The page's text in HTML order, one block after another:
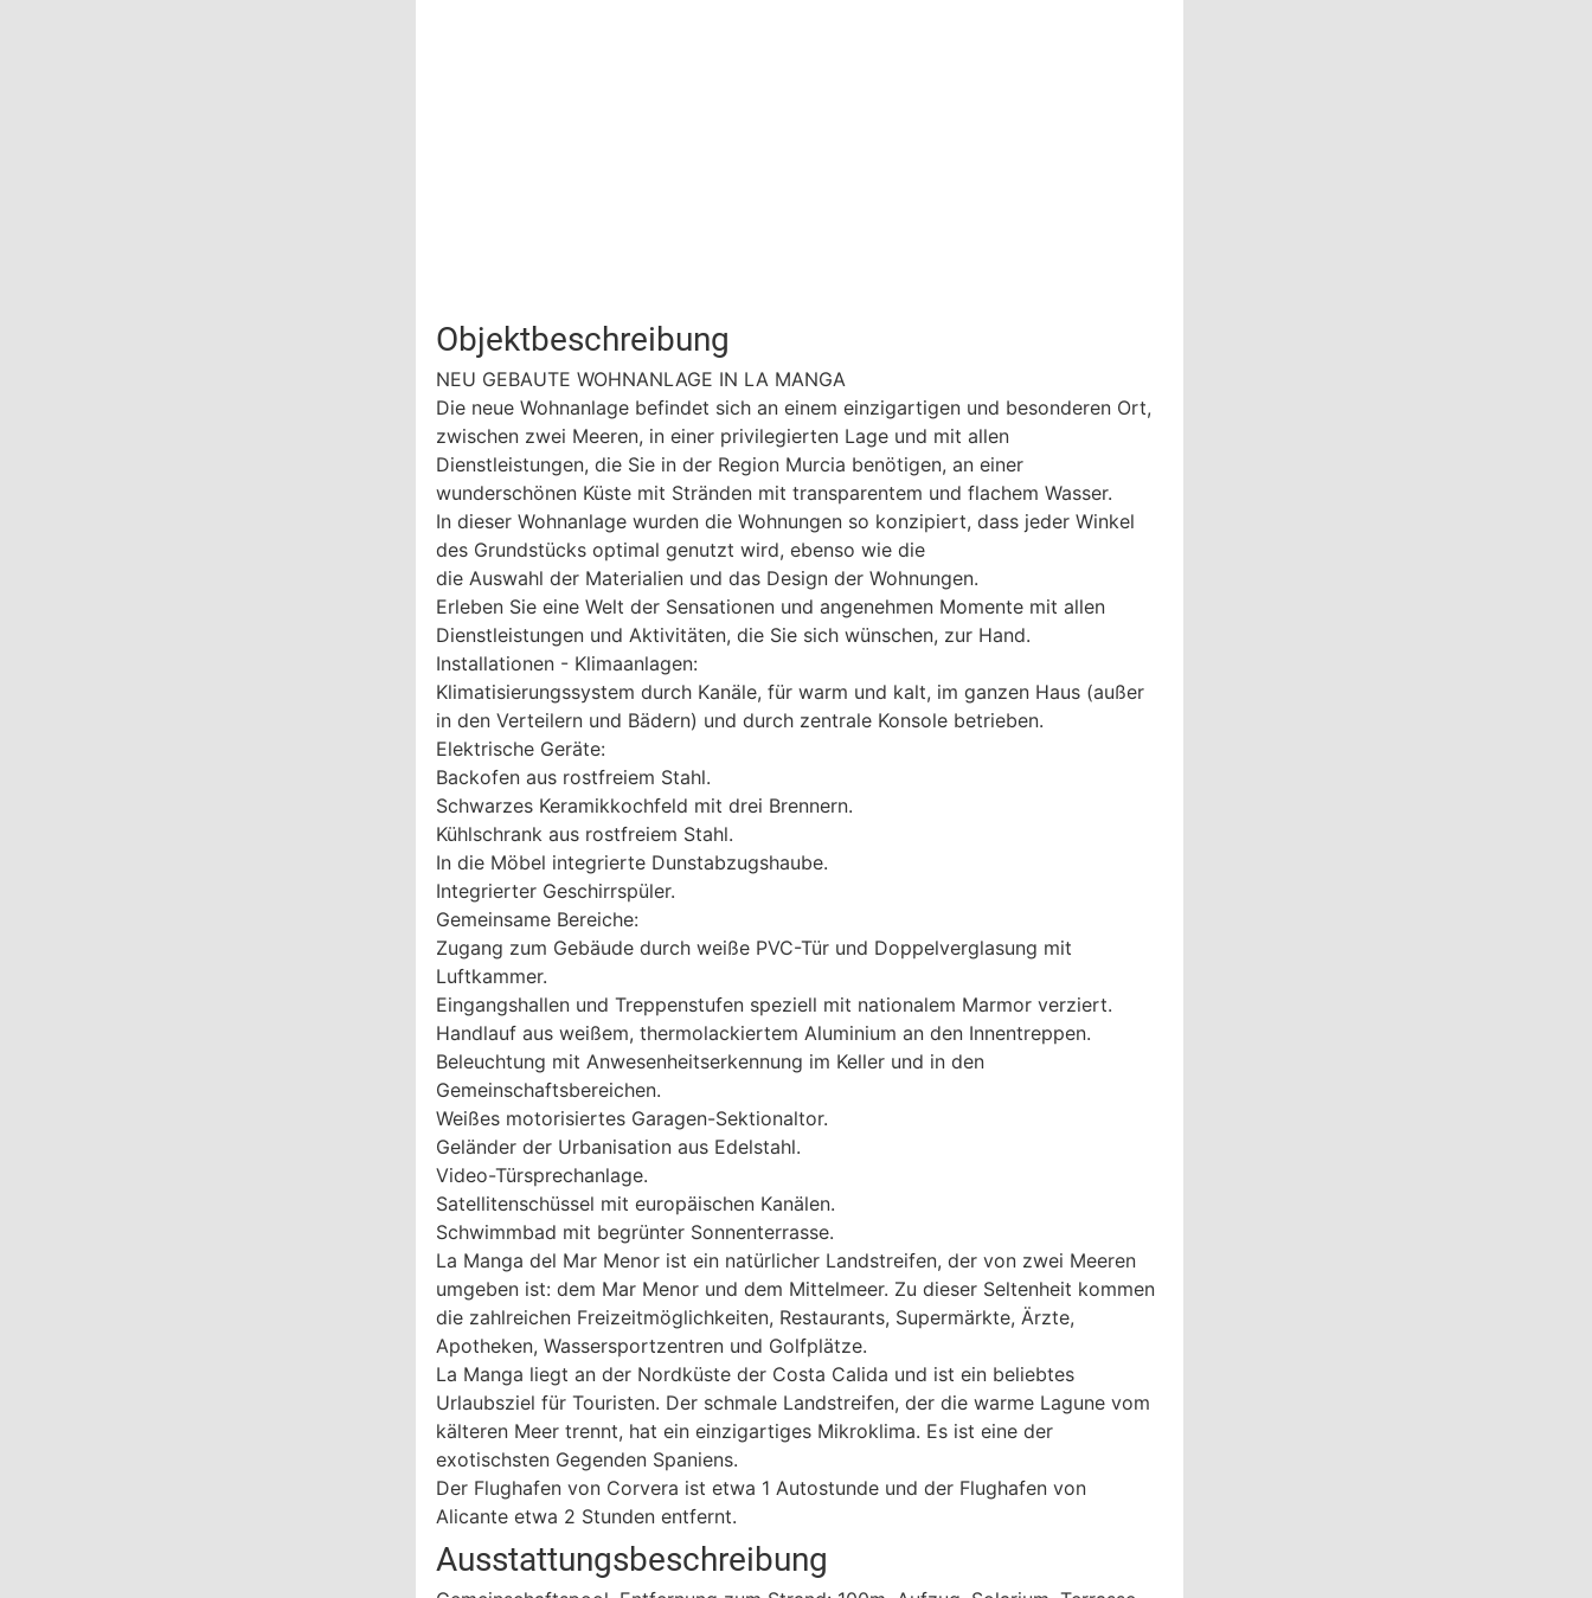
Objektbeschreibung
NEU GEBAUTE WOHNANLAGE IN LA MANGA
Die neue Wohnanlage befindet sich an einem einzigartigen und besonderen Ort,
zwischen zwei Meeren, in einer privilegierten Lage und mit allen
Dienstleistungen, die Sie in der Region Murcia benötigen, an einer
wunderschönen Küste mit Stränden mit transparentem und flachem Wasser.
In dieser Wohnanlage wurden die Wohnungen so konzipiert, dass jeder Winkel
des Grundstücks optimal genutzt wird, ebenso wie die
die Auswahl der Materialien und das Design der Wohnungen.
Erleben Sie eine Welt der Sensationen und angenehmen Momente mit allen
Dienstleistungen und Aktivitäten, die Sie sich wünschen, zur Hand.
Installationen - Klimaanlagen:
Klimatisierungssystem durch Kanäle, für warm und kalt, im ganzen Haus (außer
in den Verteilern und Bädern) und durch zentrale Konsole betrieben.
Elektrische Geräte:
Backofen aus rostfreiem Stahl.
Schwarzes Keramikkochfeld mit drei Brennern.
Kühlschrank aus rostfreiem Stahl.
In die Möbel integrierte Dunstabzugshaube.
Integrierter Geschirrspüler.
Gemeinsame Bereiche:
Zugang zum Gebäude durch weiße PVC-Tür und Doppelverglasung mit
Luftkammer.
Eingangshallen und Treppenstufen speziell mit nationalem Marmor verziert.
Handlauf aus weißem, thermolackiertem Aluminium an den Innentreppen.
Beleuchtung mit Anwesenheitserkennung im Keller und in den
Gemeinschaftsbereichen.
Weißes motorisiertes Garagen-Sektionaltor.
Geländer der Urbanisation aus Edelstahl.
Video-Türsprechanlage.
Satellitenschüssel mit europäischen Kanälen.
Schwimmbad mit begrünter Sonnenterrasse.
La Manga del Mar Menor ist ein natürlicher Landstreifen, der von zwei Meeren
umgeben ist: dem Mar Menor und dem Mittelmeer. Zu dieser Seltenheit kommen
die zahlreichen Freizeitmöglichkeiten, Restaurants, Supermärkte, Ärzte,
Apotheken, Wassersportzentren und Golfplätze.
La Manga liegt an der Nordküste der Costa Calida und ist ein beliebtes
Urlaubsziel für Touristen. Der schmale Landstreifen, der die warme Lagune vom
kälteren Meer trennt, hat ein einzigartiges Mikroklima. Es ist eine der
exotischsten Gegenden Spaniens.
Der Flughafen von Corvera ist etwa 1 Autostunde und der Flughafen von
Alicante etwa 2 Stunden entfernt.
Ausstattungsbeschreibung